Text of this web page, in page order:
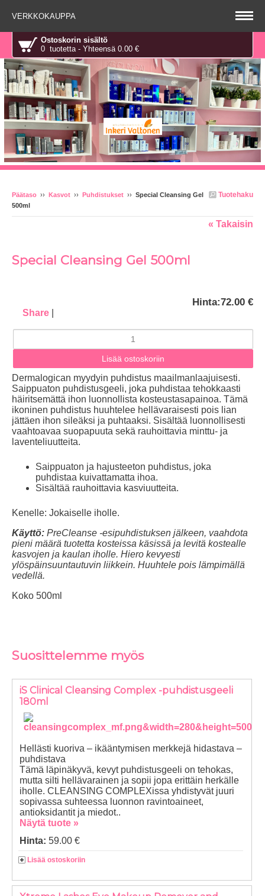
VERKKOKAUPPA
Ostoskorin sisältö
0 tuotetta - Yhteensä 0.00 €
Tuotehaku
Päätaso ›› Kasvot ›› Puhdistukset ›› Special Cleansing Gel
500ml
« Takaisin
Special Cleansing Gel 500ml
Share
Hinta:72.00 €
Dermalogican myydyin puhdistus maailmanlaajuisesti.
Saippuaton puhdistusgeeli, joka puhdistaa tehokkaasti
häiritsemättä ihon luonnollista kosteustasapainoa. Tämä
ikoninen puhdistus huuhtelee hellävaraisesti pois lian
jättäen ihon sileäksi ja puhtaaksi. Sisältää luonnollisesti
vaahtoavaa suopapuuta sekä rauhoittavia minttu- ja
laventeliuutteita.
Saippuaton ja hajusteeton puhdistus, joka
puhdistaa kuivattamatta ihoa.
Sisältää rauhoittavia kasviuutteita.
Kenelle: Jokaiselle iholle.
Käyttö: PreCleanse -esipuhdistuksen jälkeen, vaahdota
pieni määrä tuotetta kosteissa käsissä ja levitä kostealle
kasvojen ja kaulan iholle. Hiero kevyesti
ylöspäinsuuntautuvin liikkein. Huuhtele pois lämpimällä
vedellä.
Koko 500ml
Suosittelemme myös
iS Clinical Cleansing Complex -puhdistusgeeli
180ml
Hellästi kuoriva – ikääntymisen merkkejä hidastava –
puhdistava
Tämä läpinäkyvä, kevyt puhdistusgeeli on tehokas,
mutta silti hellävarainen ja sopii jopa erittäin herkälle
iholle. CLEANSING COMPLEXissa yhdistyvät juuri
sopivassa suhteessa luonnon ravintoaineet,
antioksidantit ja miedot..
Näytä tuote »
Hinta: 59.00 €
Lisää ostoskoriin